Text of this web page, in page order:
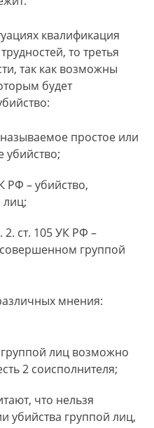
квалификация
то третья
так как возможны
будет
простое или
убийство;
РФ – убийство,
ст. 105 УК РФ –
совершенном группой
мнения:
лиц возможно
2 соисполнителя;
что нельзя
убийства группой лиц,